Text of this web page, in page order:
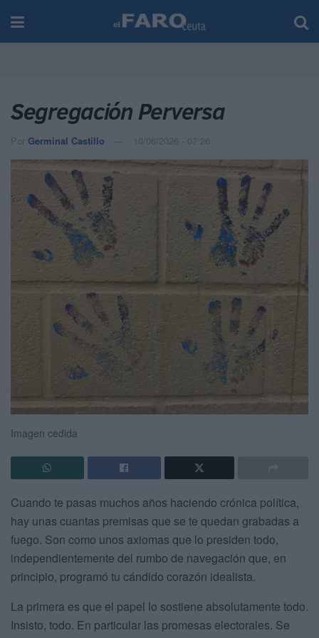
Segregación Perversa
Por Germinal Castillo 10/06/2026 - 07:26
Imagen cedida
Cuando te pasas muchos años haciendo crónica política,
hay unas cuantas premisas que se te quedan grabadas a
fuego. Son como unos axiomas que lo presiden todo,
independientemente del rumbo de navegación que, en
principio, programó tu cándido corazón idealista.
La primera es que el papel lo sostiene absolutamente todo.
Insisto, todo. En particular las promesas electorales. Se